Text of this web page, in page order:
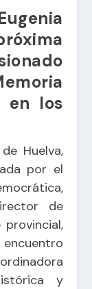
en los
Huelva,
por el
de
y